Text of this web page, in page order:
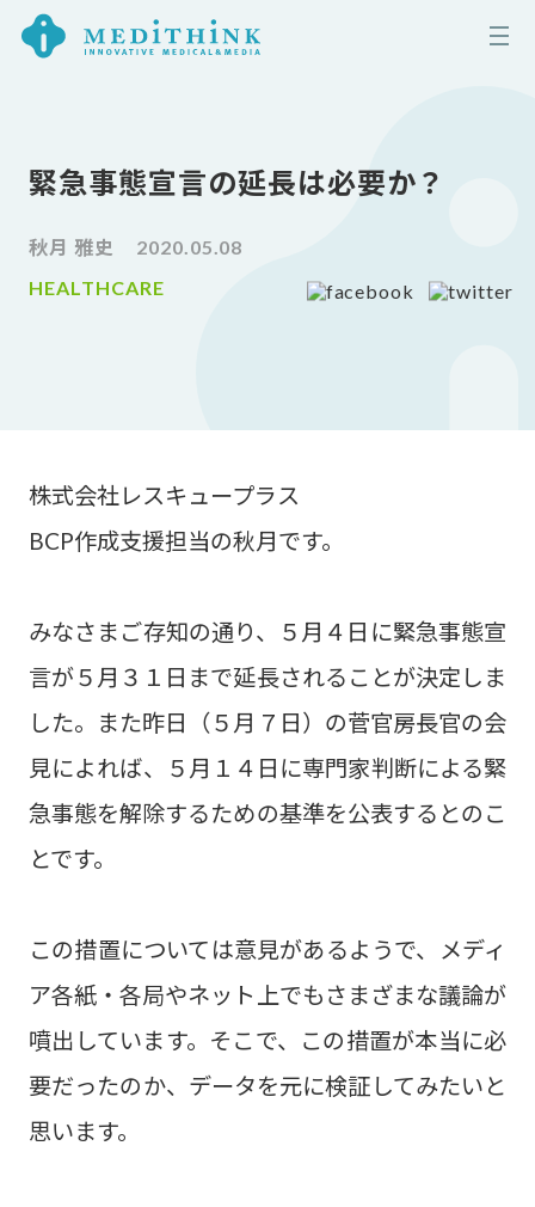
緊急事態宣言の延長は必要か？
秋月 雅史
2020.05.08
HEALTHCARE
株式会社レスキュープラス
BCP作成支援担当の秋月です。
みなさまご存知の通り、５月４日に緊急事態宣
言が５月３１日まで延長されることが決定しま
した。また昨日（５月７日）の菅官房長官の会
見によれば、５月１４日に専門家判断による緊
急事態を解除するための基準を公表するとのこ
とです。
この措置については意見があるようで、メディ
ア各紙・各局やネット上でもさまざまな議論が
噴出しています。そこで、この措置が本当に必
要だったのか、データを元に検証してみたいと
思います。